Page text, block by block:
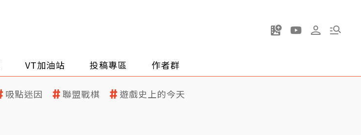
VT加油站 投稿專區 作者群
吸點迷因 聯盟戰棋 遊戲史上的今天